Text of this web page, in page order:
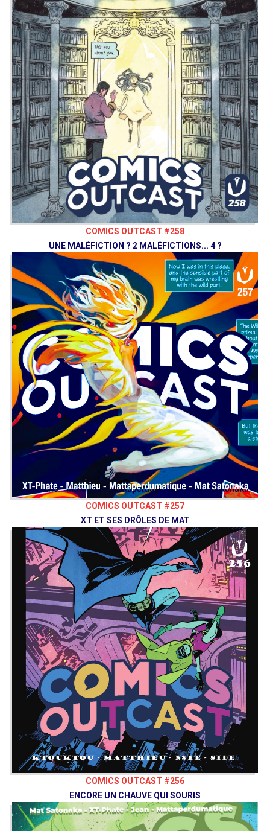
COMICS OUTCAST #258
UNE MALÉFICTION ? 2 MALÉFICTIONS... 4 ?
COMICS OUTCAST #257
XT ET SES DRÔLES DE MAT
COMICS OUTCAST #256
ENCORE UN CHAUVE QUI SOURIS